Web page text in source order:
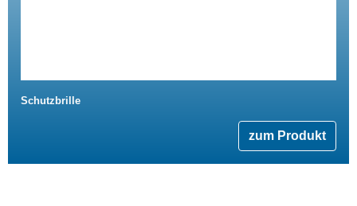
Schutzbrille
zum Produkt